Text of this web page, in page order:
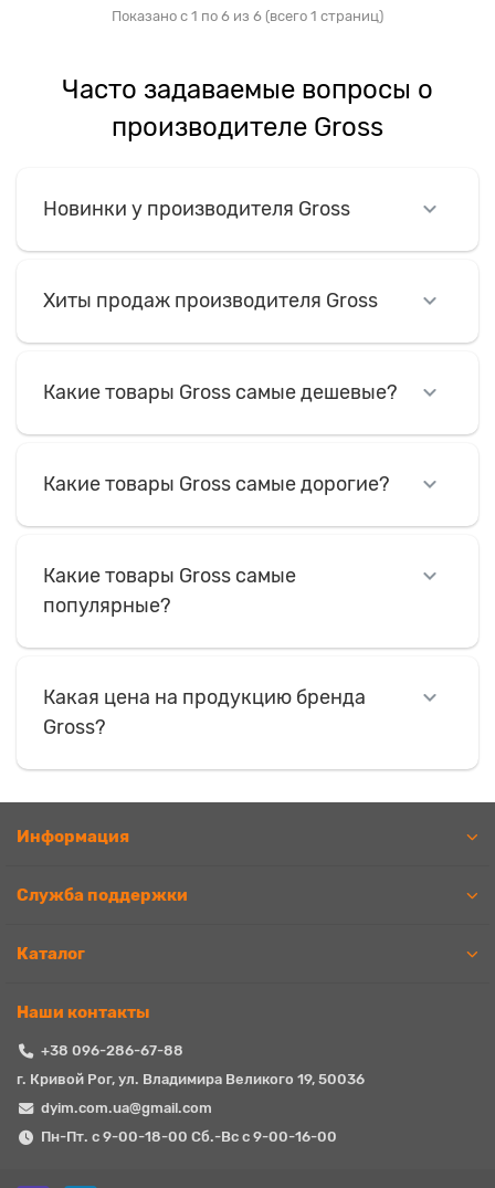
Показано с 1 по 6 из 6 (всего 1 страниц)
Часто задаваемые вопросы о
производителе Gross
Новинки у производителя Gross
Хиты продаж производителя Gross
Какие товары Gross самые дешевые?
Какие товары Gross самые дорогие?
Какие товары Gross самые
популярные?
Какая цена на продукцию бренда
Gross?
Информация
Служба поддержки
Каталог
Наши контакты
+38 096-286-67-88
г. Кривой Рог, ул. Владимира Великого 19, 50036
dyim.com.ua@gmail.com
Пн-Пт. с 9-00-18-00 Сб.-Вс с 9-00-16-00